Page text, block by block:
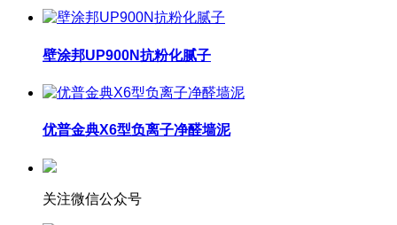
壁涂邦UP900N抗粉化腻子
优普金典X6型负离子净醛墙泥
关注微信公众号